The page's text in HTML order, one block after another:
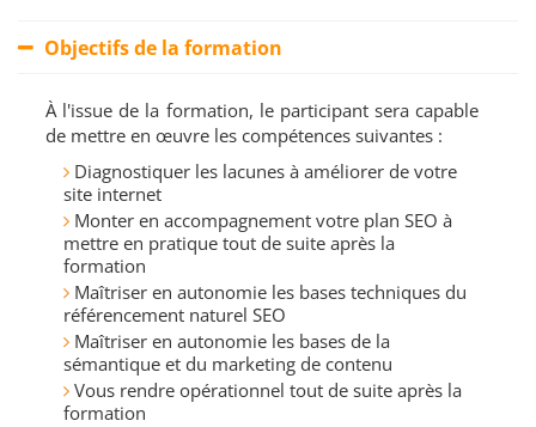
Objectifs de la formation
À l'issue de la formation, le participant sera capable
de mettre en œuvre les compétences suivantes :
Diagnostiquer les lacunes à améliorer de votre
site internet
Monter en accompagnement votre plan SEO à
mettre en pratique tout de suite après la
formation
Maîtriser en autonomie les bases techniques du
référencement naturel SEO
Maîtriser en autonomie les bases de la
sémantique et du marketing de contenu
Vous rendre opérationnel tout de suite après la
formation